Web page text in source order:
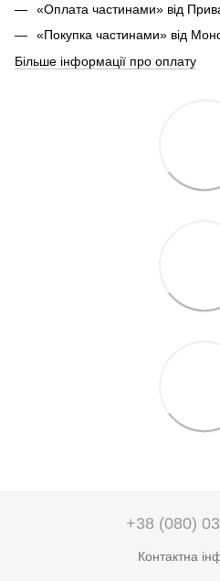
«Оплата частинами» від
«Покупка частинами» від
Більше інформації про оплату
+38 (080)
Контактна